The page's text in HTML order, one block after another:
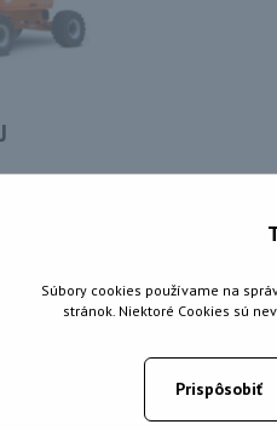
230 kg
Súbory cookies používame na
stránok. Niektoré Cookies sú
Prispôsobiť